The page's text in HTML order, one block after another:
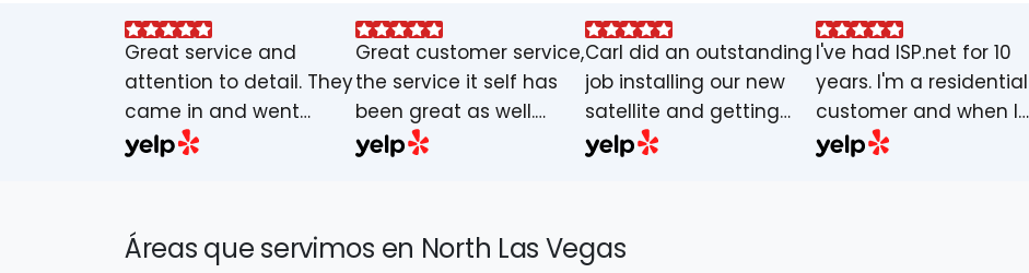
Great service and
attention to detail. They
came in and went
through every step with
everything in their
power to help with any
Great customer service,
the service it self has
been great as well.
Highly appreciated and
you all set up.
Carl did an outstanding
job installing our new
satellite and getting
our internet set up. He
the entire system was
I've had ISP.net for 10
years. I'm a residential
customer and when I
say I've never had an
Áreas que servimos en North Las Vegas